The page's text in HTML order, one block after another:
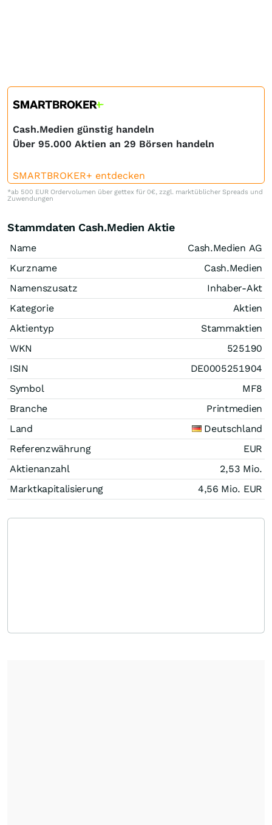
Cash.Medien günstig handeln
Über 95.000 Aktien an 29 Börsen handeln
SMARTBROKER+ entdecken
*ab 500 EUR Ordervolumen über gettex für 0€, zzgl. marktüblicher Spreads und
Zuwendungen
Stammdaten Cash.Medien Aktie
Name
Cash.Medien AG
Kurzname
Cash.Medien
Namenszusatz
Inhaber-Akt
Kategorie
Aktien
Aktientyp
Stammaktien
WKN
525190
ISIN
DE0005251904
Symbol
MF8
Branche
Printmedien
Land
Deutschland
Referenzwährung
EUR
Aktienanzahl
2,53 Mio.
Marktkapitalisierung
4,56 Mio. EUR